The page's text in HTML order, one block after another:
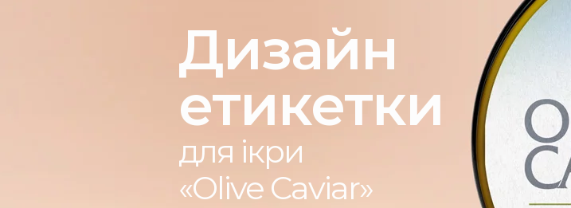
Дизайн
етикетки
для ікри
«Olive Caviar»